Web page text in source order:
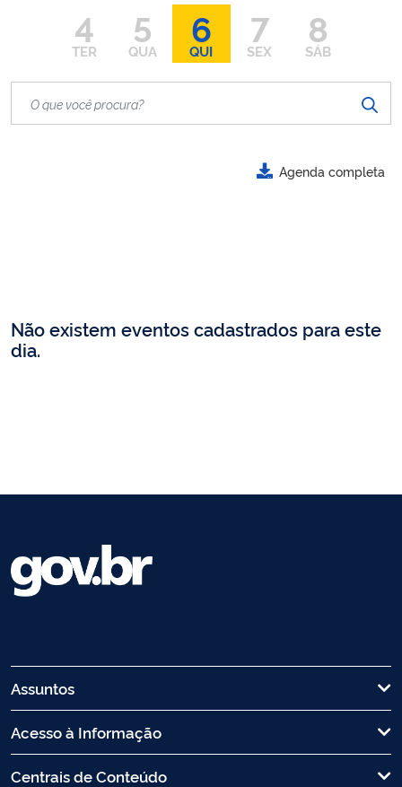
4
TER
5
QUA
6
QUI
7
SEX
8
SÁB
Agenda completa
Não existem eventos cadastrados para este
dia.
Assuntos
Acesso à Informação
Centrais de Conteúdo